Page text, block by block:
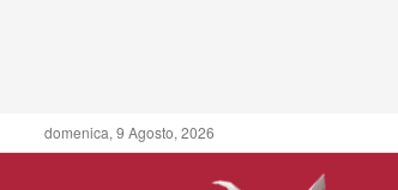
domenica, 9 Agosto, 2026